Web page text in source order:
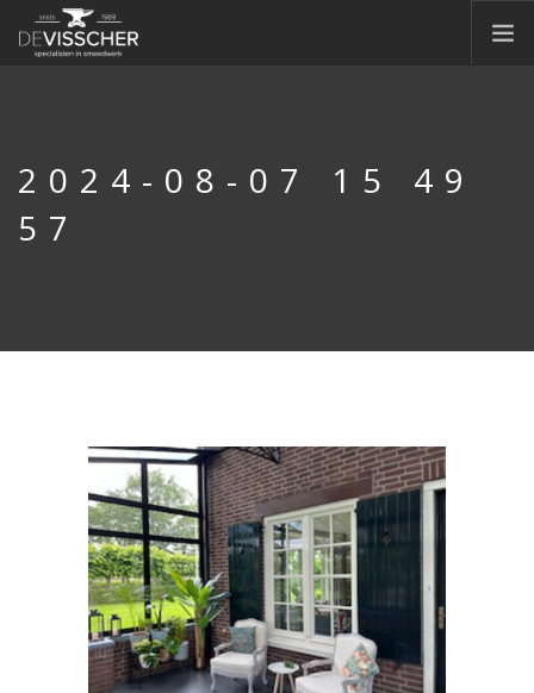
SIERSMEEDWERK
CONTAINERS
CONTACT
DOORZOEK WEBSITE
2024-08-07 15 49
57